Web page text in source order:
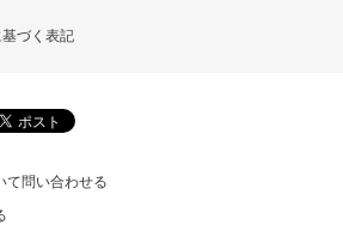
づく表記
て問い合わせる